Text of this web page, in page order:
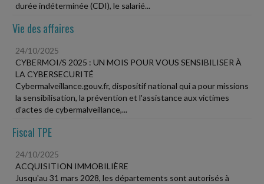
durée indéterminée (CDI), le salarié...
Vie des affaires
24/10/2025
CYBERMOI/S 2025 : UN MOIS POUR VOUS SENSIBILISER À
LA CYBERSECURITÉ
Cybermalveillance.gouv.fr, dispositif national qui a pour missions
la sensibilisation, la prévention et l'assistance aux victimes
d'actes de cybermalveillance,...
Fiscal TPE
24/10/2025
ACQUISITION IMMOBILIÈRE
Jusqu'au 31 mars 2028, les départements sont autorisés à